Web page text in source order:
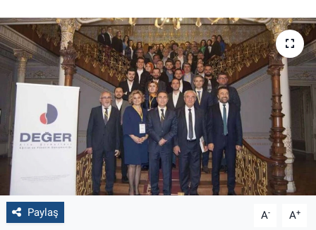
Paylaş A- A+